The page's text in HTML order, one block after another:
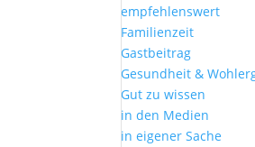
empfehlenswert
Familienzeit
Gastbeitrag
Gesundheit &
Gut zu wissen
in den Medien
in eigener Sache